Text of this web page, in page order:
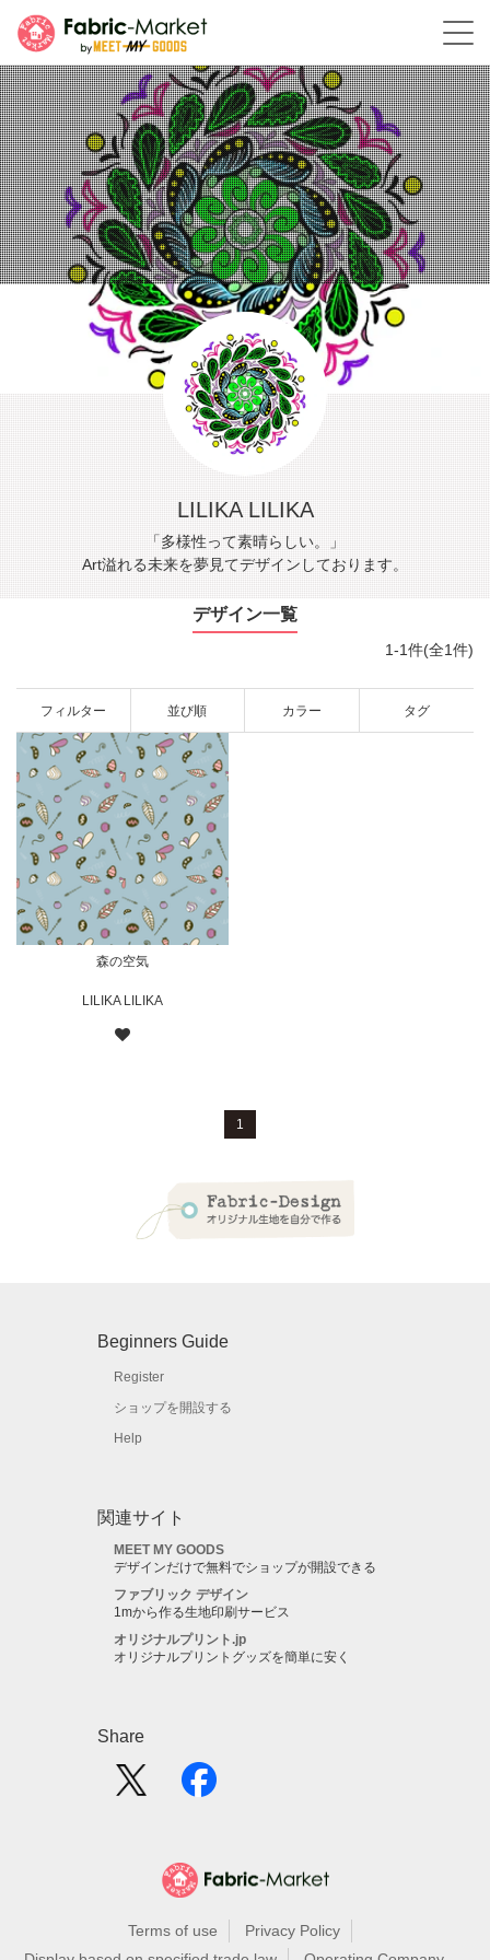
LILIKA LILIKA
「多様性って素晴らしい。」
Art溢れる未来を夢見てデザインしております。
デザイン一覧
1-1件(全1件)
フィルター 並び順 カラー タグ
森の空気
LILIKA LILIKA
1
Beginners Guide
Register
ショップを開設する
Help
関連サイト
MEET MY GOODS
デザインだけで無料でショップが開設できる
ファブリック デザイン
1mから作る生地印刷サービス
オリジナルプリント.jp
オリジナルプリントグッズを簡単に安く
Share
Terms of use
Privacy Policy